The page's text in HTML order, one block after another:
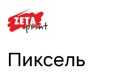
Брошюры
Пиксель